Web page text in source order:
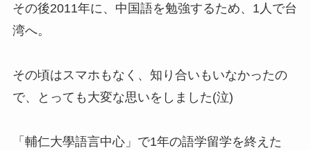
その後2011年に、中国語を勉強するため、1人で台
湾へ。
その頃はスマホもなく、知り合いもいなかったの
で、とっても大変な思いをしました(泣)
「輔仁大學語言中心」で1年の語学留学を終えた